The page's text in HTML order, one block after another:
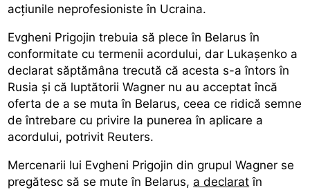
acţiunile neprofesioniste în Ucraina.
Evgheni Prigojin trebuia să plece în Belarus în
conformitate cu termenii acordului, dar Lukaşenko a
declarat săptămâna trecută că acesta s-a întors în
Rusia şi că luptătorii Wagner nu au acceptat încă
oferta de a se muta în Belarus, ceea ce ridică semne
de întrebare cu privire la punerea în aplicare a
acordului, potrivit Reuters.
Mercenarii lui Evgheni Prigojin din grupul Wagner se
pregătesc să se mute în Belarus, a declarat în